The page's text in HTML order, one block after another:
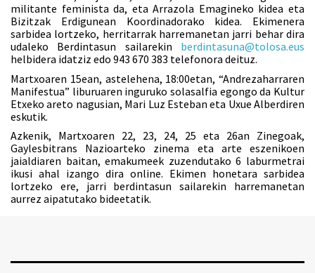
militante feminista da, eta Arrazola Emagineko kidea eta
Bizitzak Erdigunean Koordinadorako kidea. Ekimenera
sarbidea lortzeko, herritarrak harremanetan jarri behar dira
udaleko Berdintasun sailarekin berdintasuna@tolosa.eus
helbidera idatziz edo 943 670 383 telefonora deituz.
Martxoaren 15ean, astelehena, 18:00etan, “Andrezaharraren
Manifestua” liburuaren inguruko solasalfia egongo da Kultur
Etxeko areto nagusian, Mari Luz Esteban eta Uxue Alberdiren
eskutik.
Azkenik, Martxoaren 22, 23, 24, 25 eta 26an Zinegoak,
Gaylesbitrans Nazioarteko zinema eta arte eszenikoen
jaialdiaren baitan, emakumeek zuzendutako 6 laburmetrai
ikusi ahal izango dira online. Ekimen honetara sarbidea
lortzeko ere, jarri berdintasun sailarekin harremanetan
aurrez aipatutako bideetatik.